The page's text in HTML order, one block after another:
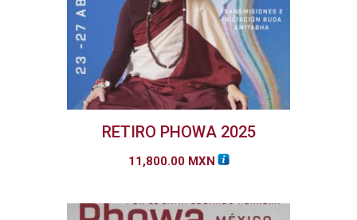
RETIRO PHOWA 2025
11,800.00 MXN